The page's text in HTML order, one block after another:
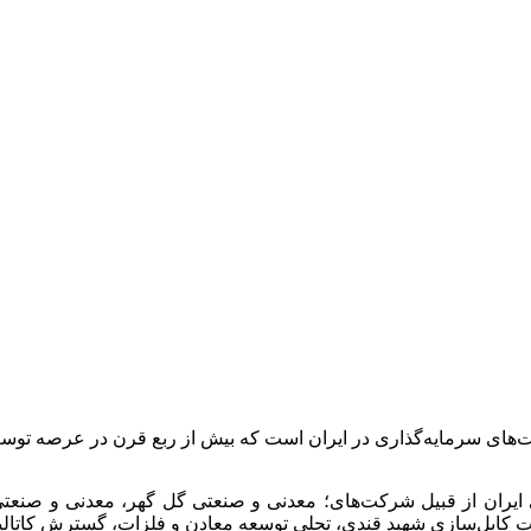
سرمایه‌گذاری در ایران است که بیش از ربع قرن در
از قبیل شرکت‌های؛ معدنی و صنعتی گل گهر، معدنی و
کابل‌سازی شهید قندی، تجلی توسعه معادن و فلزات، گسترش